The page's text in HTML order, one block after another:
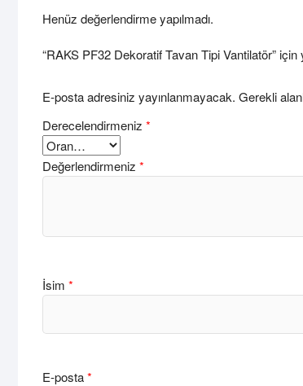
Henüz değerlendirme yapılmadı.
“RAKS PF32 Dekoratif Tavan Tipi Vantilatör”
E-posta adresiniz yayınlanmayacak. Gerekli
Derecelendirmeniz *
Değerlendirmeniz *
İsim *
E-posta*